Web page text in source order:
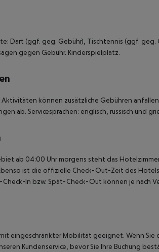
Dart (ggf. geg. Gebühr), Tischtennis (ggf. geg.
gegen Gebühr. Kinderspielplatz.
können zusätzliche Gebühren
ab. Servicesprachen: englisch, russisch und
ab 04:00 Uhr morgens steht das
ist die offizielle Check-Out-Zeit des
Check-In bzw. Spät-Check-Out können je nach
eingeschränkter Mobilität geeignet. Wenn
Kundenservice, bevor Sie Ihre Buchung